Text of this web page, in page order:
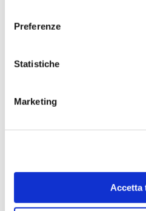
Preferenze
Statistiche
Marketing
Accetta